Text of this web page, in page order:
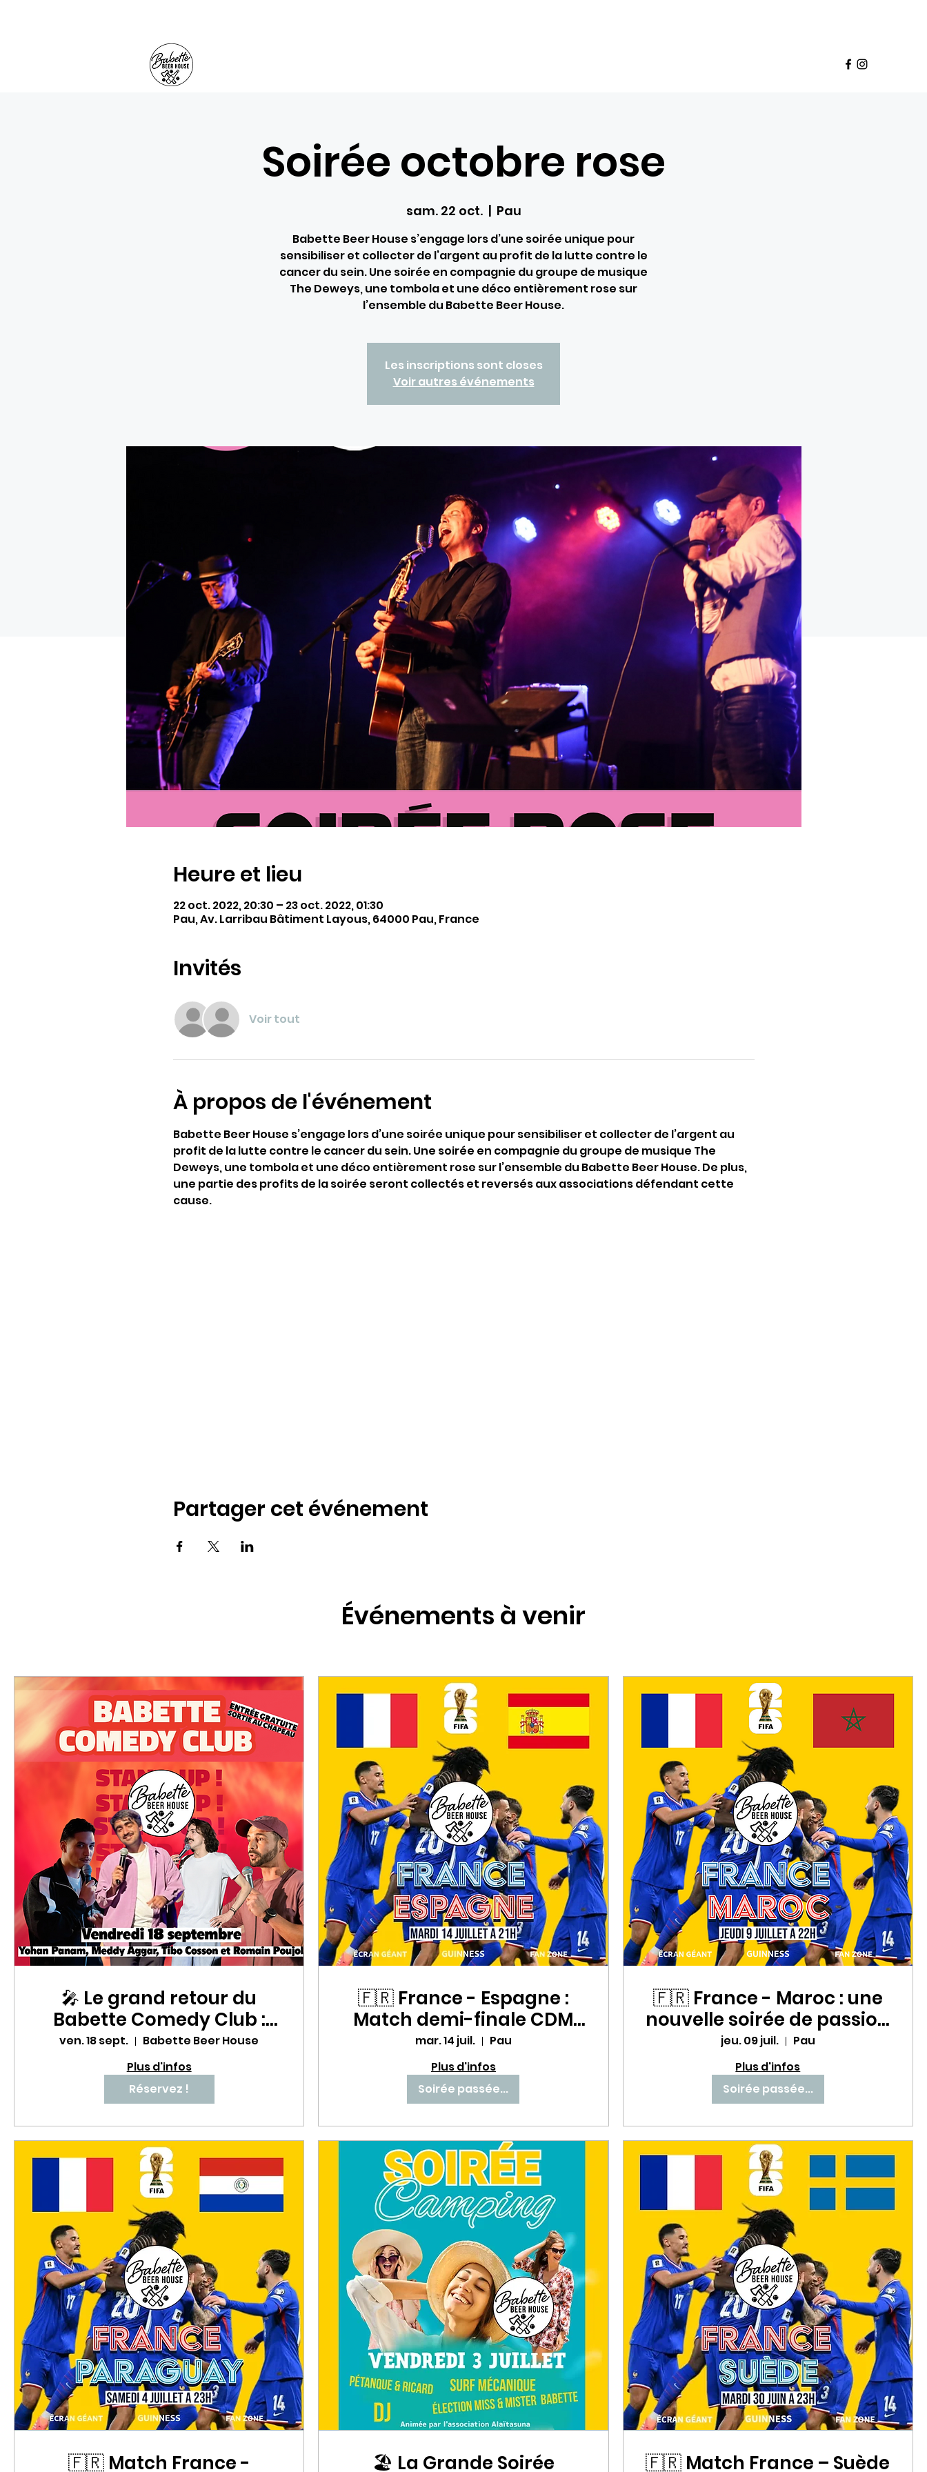
Soirée octobre rose
sam. 22 oct.
  |
Pau
Babette Beer House s’engage lors d’une soirée unique pour
sensibiliser et collecter de l’argent au profit de la lutte contre le
cancer du sein. Une soirée en compagnie du groupe de musique
The Deweys, une tombola et une déco entièrement rose sur
l’ensemble du Babette Beer House.
Les inscriptions sont closes
Voir autres événements
Heure et lieu
22 oct. 2022, 20:30 – 23 oct. 2022, 01:30
Pau, Av. Larribau Bâtiment Layous, 64000 Pau, France
Invités
Voir tout
À propos de l'événement
Babette Beer House s’engage lors d’une soirée unique pour sensibiliser et collecter de l’argent au
profit de la lutte contre le cancer du sein. Une soirée en compagnie du groupe de musique The
Deweys, une tombola et une déco entièrement rose sur l’ensemble du Babette Beer House. De plus,
une partie des profits de la soirée seront collectés et reversés aux associations défendant cette
cause.
Partager cet événement
Événements à venir
🎤 Le grand retour du
Babette Comedy Club :
une soirée stand-up à
mourir de rire ! 😂🔥
ven. 18 sept.
Babette Beer House
Plus d'infos
Réservez !
🇫🇷 France - Espagne :
Match demi-finale CDM
un choc à ne pas
manquer au Babette Beer
House ! ⚽🔥
mar. 14 juil.
Pau
Plus d'infos
Soirée passée...
🇫🇷 France - Maroc : une
nouvelle soirée de passion
avec les Bleus au Babette
Beer House ! ⚽🔥
jeu. 09 juil.
Pau
Plus d'infos
Soirée passée...
🇫🇷 Match France -
🏖️ La Grande Soirée
🇫🇷 Match France – Suède